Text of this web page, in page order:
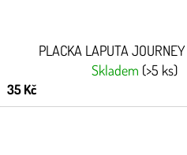
PLACKA LAPUTA
Skladem (>5 ks)
35 Kč